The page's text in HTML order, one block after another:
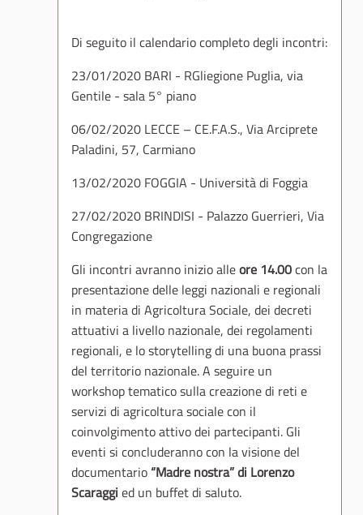
Di seguito il calendario completo degli incontri:
23/01/2020 BARI - RGliegione Puglia, via
Gentile - sala 5° piano
06/02/2020 LECCE – CE.F.A.S., Via Arciprete
Paladini, 57, Carmiano
13/02/2020 FOGGIA - Università di Foggia
27/02/2020 BRINDISI - Palazzo Guerrieri, Via
Congregazione
Gli incontri avranno inizio alleore 14.00con la
presentazione delle leggi nazionali e regionali
in materia di Agricoltura Sociale, dei decreti
attuativi a livello nazionale, dei regolamenti
regionali, e lo storytelling di una buona prassi
del territorio nazionale. A seguire un
workshop tematico sulla creazione di reti e
servizi di agricoltura sociale con il
coinvolgimento attivo dei partecipanti. Gli
eventi si concluderanno con la visione del
documentario “Madre nostra” di Lorenzo
Scaraggi ed un buffet di saluto.